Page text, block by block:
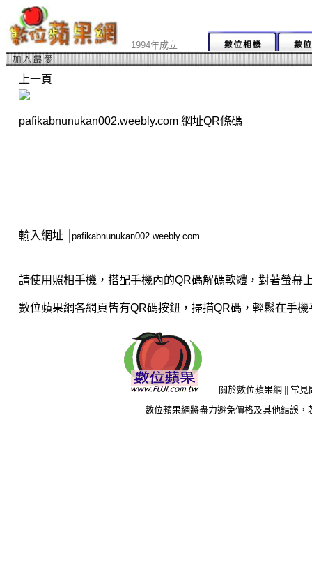
1994年成立
上一頁
pafikabnunukan002.weebly.com 網址QR條碼
輸入網址
請使用照相手機，搭配手機內的QR碼解碼軟體，對著螢幕
數位蘋果網各網頁皆有QR碼按鈕，掃描QR碼，輕鬆在手
關於數位蘋果網 || 常見
數位蘋果網將盡力避免價格及其他錯誤